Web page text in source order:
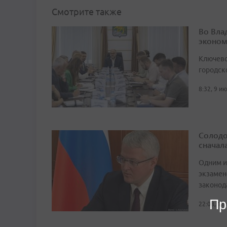
Смотрите также
Во
8:32, 9
Одним
22:08, 11